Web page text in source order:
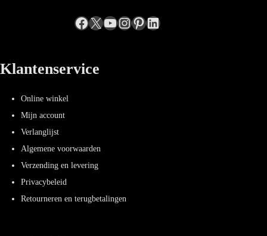
Facebook
X YouTube
Instagram
Pinterest
LinkedIn
Klantenservice
Online winkel
Mijn account
Verlanglijst
Algemene voorwaarden
Verzending en levering
Privacybeleid
Retourneren en terugbetalingen